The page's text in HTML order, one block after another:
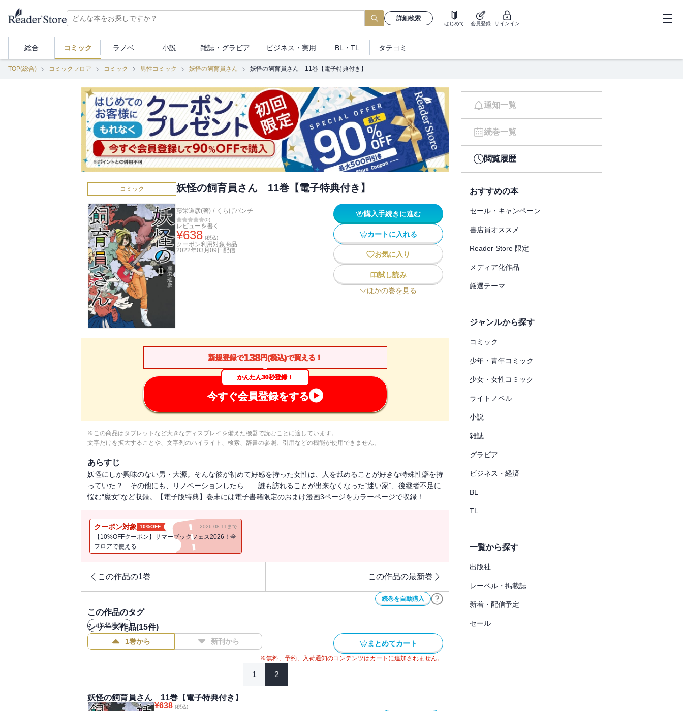
詳細検索
はじめて 会員登録 サインイン
総合 コミック ラノベ 小説 雑誌・ グラビア ビジネス ・実用 BL・TL タテヨミ
TOP(総合) コミックフロア コミック 男性コミック 妖怪の飼育員さん 妖怪の飼育員さん 11巻【電子特典付き】
コミック 妖怪の飼育員さん 11巻【電子特典付き】
藤栄道彦(著) / くらげバンチ
(0)
レビューを書く
¥638 (税込)
クーポン利用対象商品
2022年03月09日 配信
購入手続きに進む
カートに入れる
お気に入り
試し読み
ほかの巻を見る
新規登録で138円(税込)で買える！
かんたん30秒登録！
今すぐ会員登録をする
※この商品はタブレットなど大きなディスプレイを備えた機器で読むことに適しています。
文字だけを拡大することや、文字列のハイライト、検索、辞書の参照、引用などの機能が使用できません。
あらすじ
妖怪にしか興味のない男・大源。そんな彼が初めて好感を持った女性は、人を舐めることが好きな特殊性癖を持
っていた？ その他にも、リノベーションしたら……誰も訪れることが出来なくなった“迷い家”、後継者不足に
悩む“魔女”など収録。【電子版特典】巻末には電子書籍限定のおまけ漫画3ページをカラーページで収録！
クーポン対象 10%OFF 2026.08.11まで
【10%OFFクーポン】サマーブックフェス2026！全
フロアで使える
この作品の1巻 この作品の最新巻
続巻を自動購入
この作品のタグ
#妖怪漫画
シリーズ作品(15件)
1巻から 新刊から まとめてカート
※無料、予約、入荷通知のコンテンツはカートに追加されません。
1 2
妖怪の飼育員さん 11巻【電子特典付き】
¥638 (税込)
通知一覧
続巻一覧
閲覧履歴
おすすめの本
セール・キャンペーン
書店員オススメ
Reader Store 限定
メディア化作品
厳選テーマ
ジャンルから探す
コミック
少年・青年コミック
少女・女性コミック
ライトノベル
小説
雑誌
グラビア
ビジネス・経済
BL
TL
一覧から探す
出版社
レーベル・掲載誌
新着・配信予定
セール